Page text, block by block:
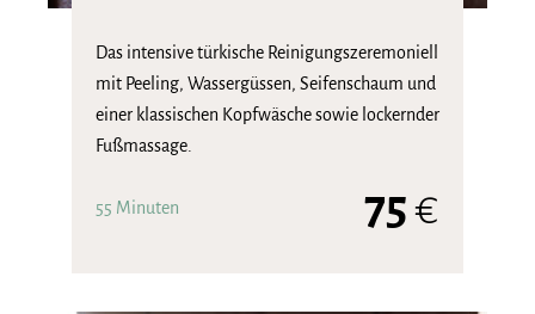
Das intensive türkische Reinigungszeremoniell
mit Peeling, Wassergüssen, Seifenschaum und
einer klassischen Kopfwäsche sowie lockernder
Fußmassage.
55 Minuten 75€